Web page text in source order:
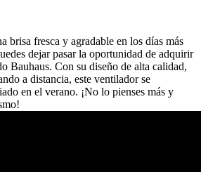
brisa fresca y agradable en los días más
dejar pasar la oportunidad de adquirir
Bauhaus. Con su diseño de alta calidad,
a distancia, este ventilador se
en el verano. ¡No lo pienses más y